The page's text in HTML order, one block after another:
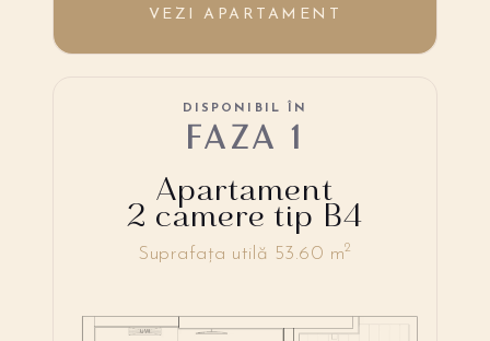
VEZI APARTAMENT
Apartament
2 camere tip B4
DISPONIBIL ÎN
FAZA 1
Suprafața utilă 53.60 m2